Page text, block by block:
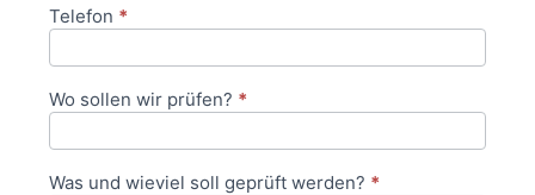
Telefon *
Wo sollen wir prüfen? *
Was und wieviel soll geprüft werden? *